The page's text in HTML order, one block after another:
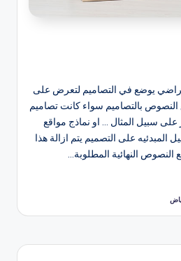
يوضع في التصاميم لتعرض على
بالتصاميم سواء كانت تصاميم
سبيل المثال ... او نماذج مواقع
المبدئيه على التصميم يتم ازالة هذا
النهائية المطلوبة…